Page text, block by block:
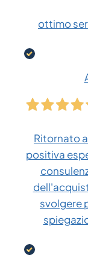
ottimo
Ritornato
positiva
svolgere